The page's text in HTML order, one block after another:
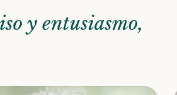
y entusiasmo,